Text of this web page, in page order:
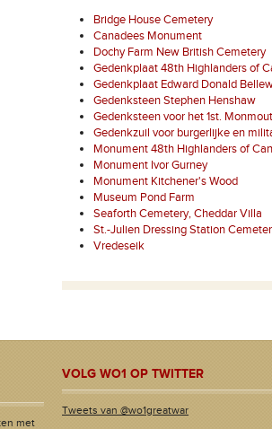
Bridge House Cemetery
Canadees Monument
Dochy Farm New British Cemetery
Gedenkplaat 48th Highlanders of
Gedenkplaat Edward Donald
Gedenksteen Stephen Henshaw
Gedenksteen voor het 1st.
Gedenkzuil voor burgerlijke en
Monument 48th Highlanders of
Monument Ivor Gurney
Monument Kitchener's Wood
Museum Pond Farm
Seaforth Cemetery, Cheddar Villa
St.-Julien Dressing Station
Vredeseik
met
VOLG WO1 OP TWITTER
Tweets van @wo1greatwar